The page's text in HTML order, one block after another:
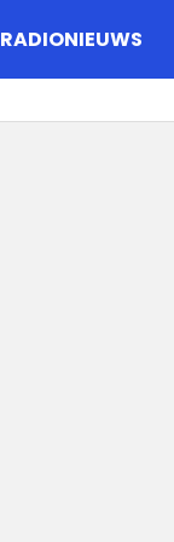
RADIONIEUWS